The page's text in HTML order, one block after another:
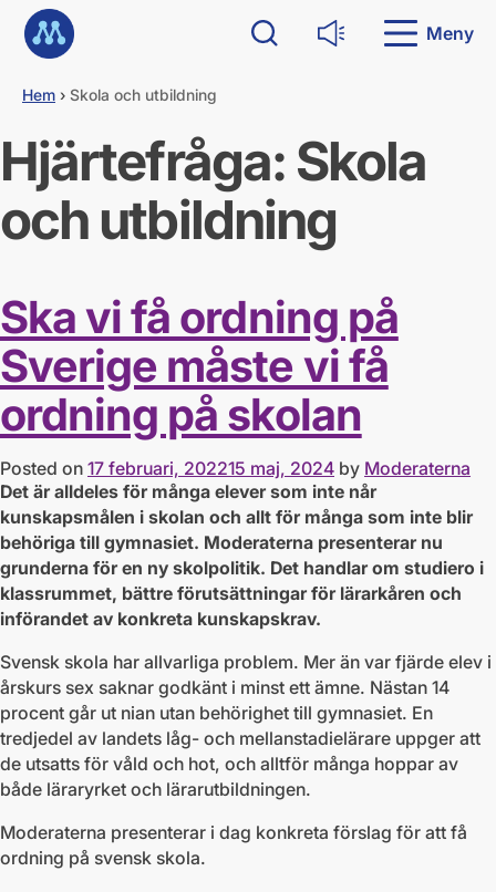
k
t
l
n
n
e
h
å
l
l
Sök
Läs upp Meny
Hem › Skola och utbildning
Hjärtefråga: Skola
och utbildning
Ska vi få ordning på
Sverige måste vi få
ordning på skolan
Posted on 17 februari, 202215 maj, 2024 by Moderaterna
Det är alldeles för många elever som inte når
kunskapsmålen i skolan och allt för många som inte blir
behöriga till gymnasiet. Moderaterna presenterar nu
grunderna för en ny skolpolitik. Det handlar om studiero i
klassrummet, bättre förutsättningar för lärarkåren och
införandet av konkreta kunskapskrav.
Svensk skola har allvarliga problem. Mer än var fjärde elev i
årskurs sex saknar godkänt i minst ett ämne. Nästan 14
procent går ut nian utan behörighet till gymnasiet. En
tredjedel av landets låg- och mellanstadielärare uppger att
de utsatts för våld och hot, och alltför många hoppar av
både läraryrket och lärarutbildningen.
Moderaterna presenterar i dag konkreta förslag för att få
ordning på svensk skola.